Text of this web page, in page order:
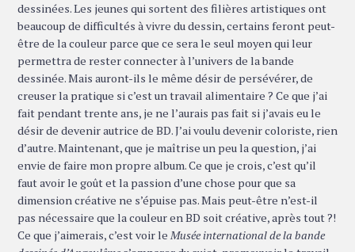
dessinées. Les jeunes qui sortent des filières artistiques ont
beaucoup de difficultés à vivre du dessin, certains feront peut-
être de la couleur parce que ce sera le seul moyen qui leur
permettra de rester connecter à l’univers de la bande
dessinée. Mais auront-ils le même désir de persévérer, de
creuser la pratique si c’est un travail alimentaire ? Ce que j’ai
fait pendant trente ans, je ne l’aurais pas fait si j’avais eu le
désir de devenir autrice de BD. J’ai voulu devenir coloriste, rien
d’autre. Maintenant, que je maîtrise un peu la question, j’ai
envie de faire mon propre album. Ce que je crois, c’est qu’il
faut avoir le goût et la passion d’une chose pour que sa
dimension créative ne s’épuise pas. Mais peut-être n’est-il
pas nécessaire que la couleur en BD soit créative, après tout ?!
Ce que j’aimerais, c’est voir le Musée international de la bande